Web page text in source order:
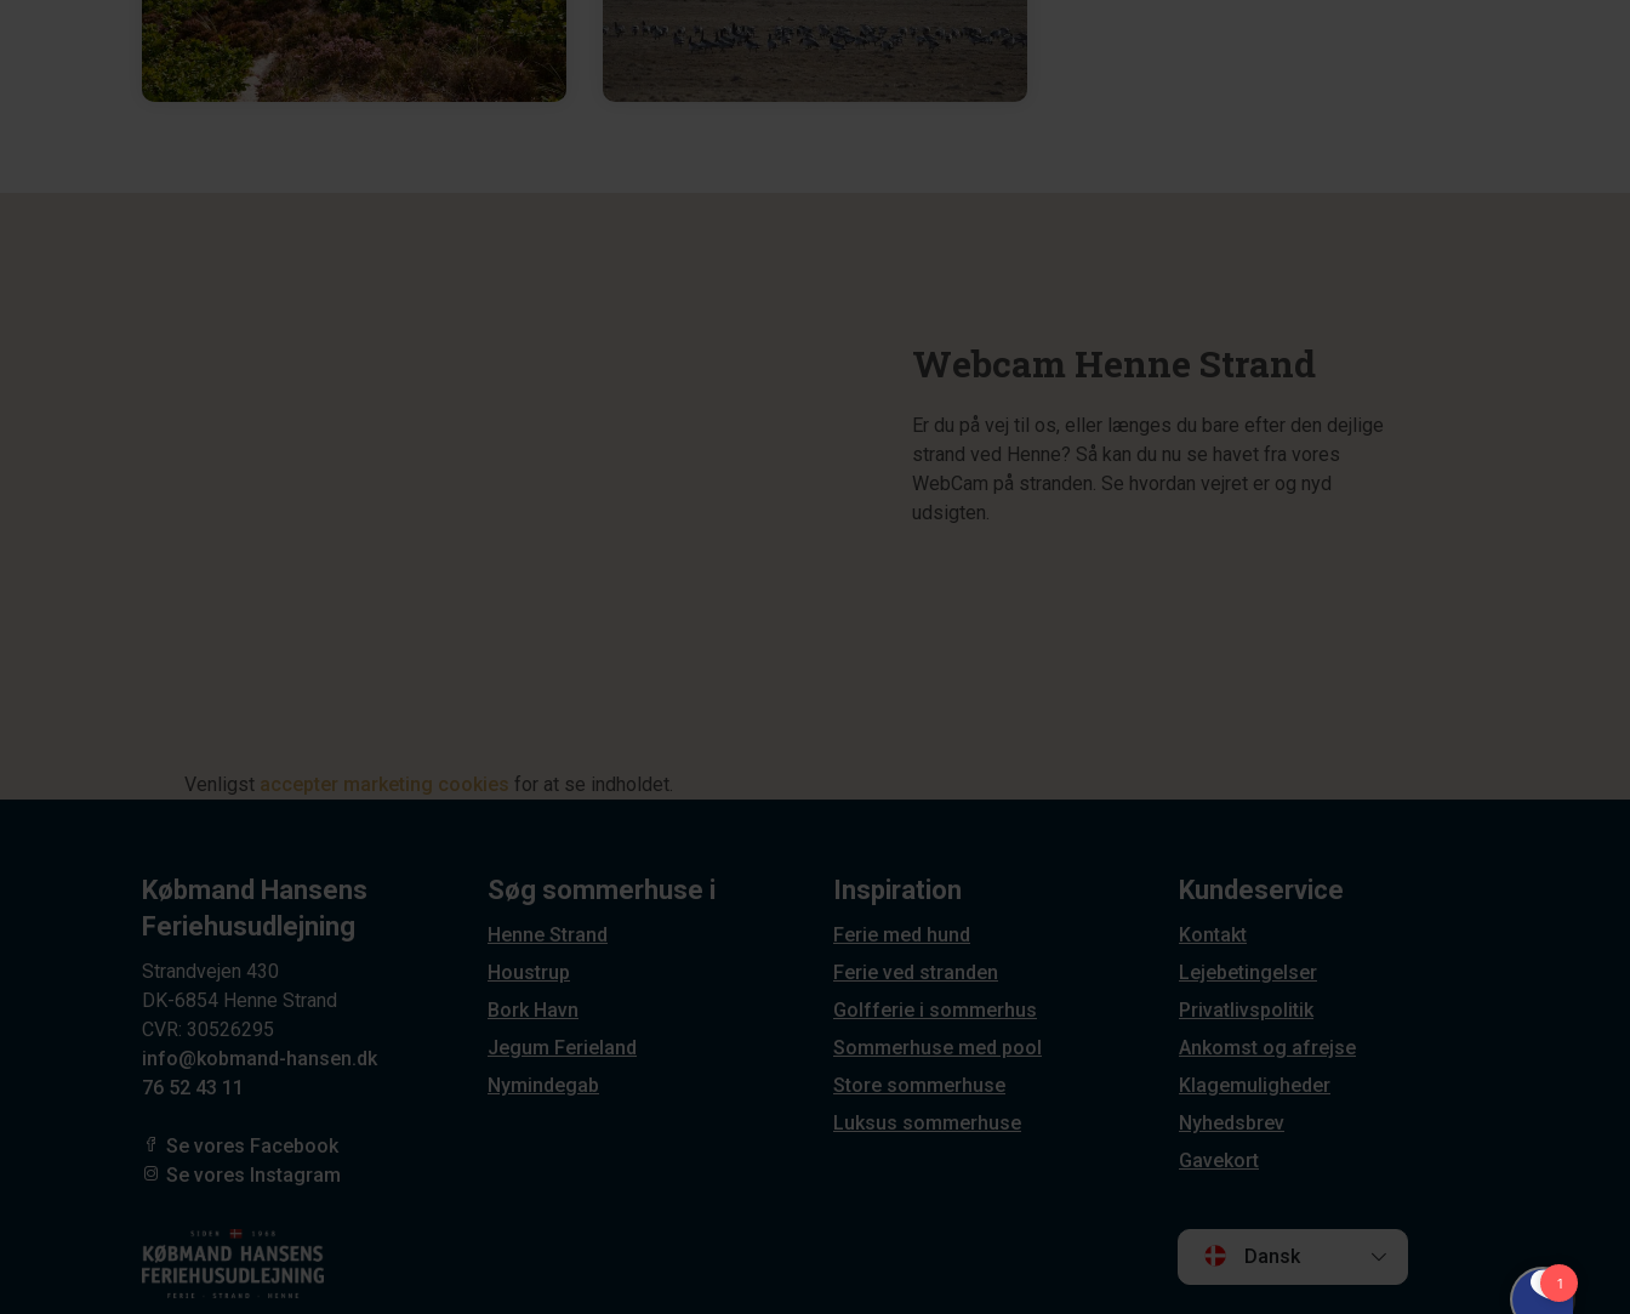
Webcam Henne Strand
Er du på vej til os, eller længes du bare efter den dejlige
strand ved Henne? Så kan du nu se havet fra vores
WebCam på stranden. Se hvordan vejret er og nyd
udsigten.
Venligst accepter marketing cookies for at se indholdet.
Købmand Hansens
Feriehusudlejning
Strandvejen 430
DK-6854 Henne Strand
CVR: 30526295
info@kobmand-hansen.dk
76 52 43 11
Se vores Facebook
Se vores Instagram
Søg sommerhuse i
Henne Strand
Houstrup
Bork Havn
Jegum Ferieland
Nymindegab
Inspiration
Ferie med hund
Ferie ved stranden
Golfferie i sommerhus
Sommerhuse med pool
Store sommerhuse
Luksus sommerhuse
Kundeservice
Kontakt
Lejebetingelser
Privatlivspolitik
Ankomst og afrejse
Klagemuligheder
Nyhedsbrev
Gavekort
Dansk